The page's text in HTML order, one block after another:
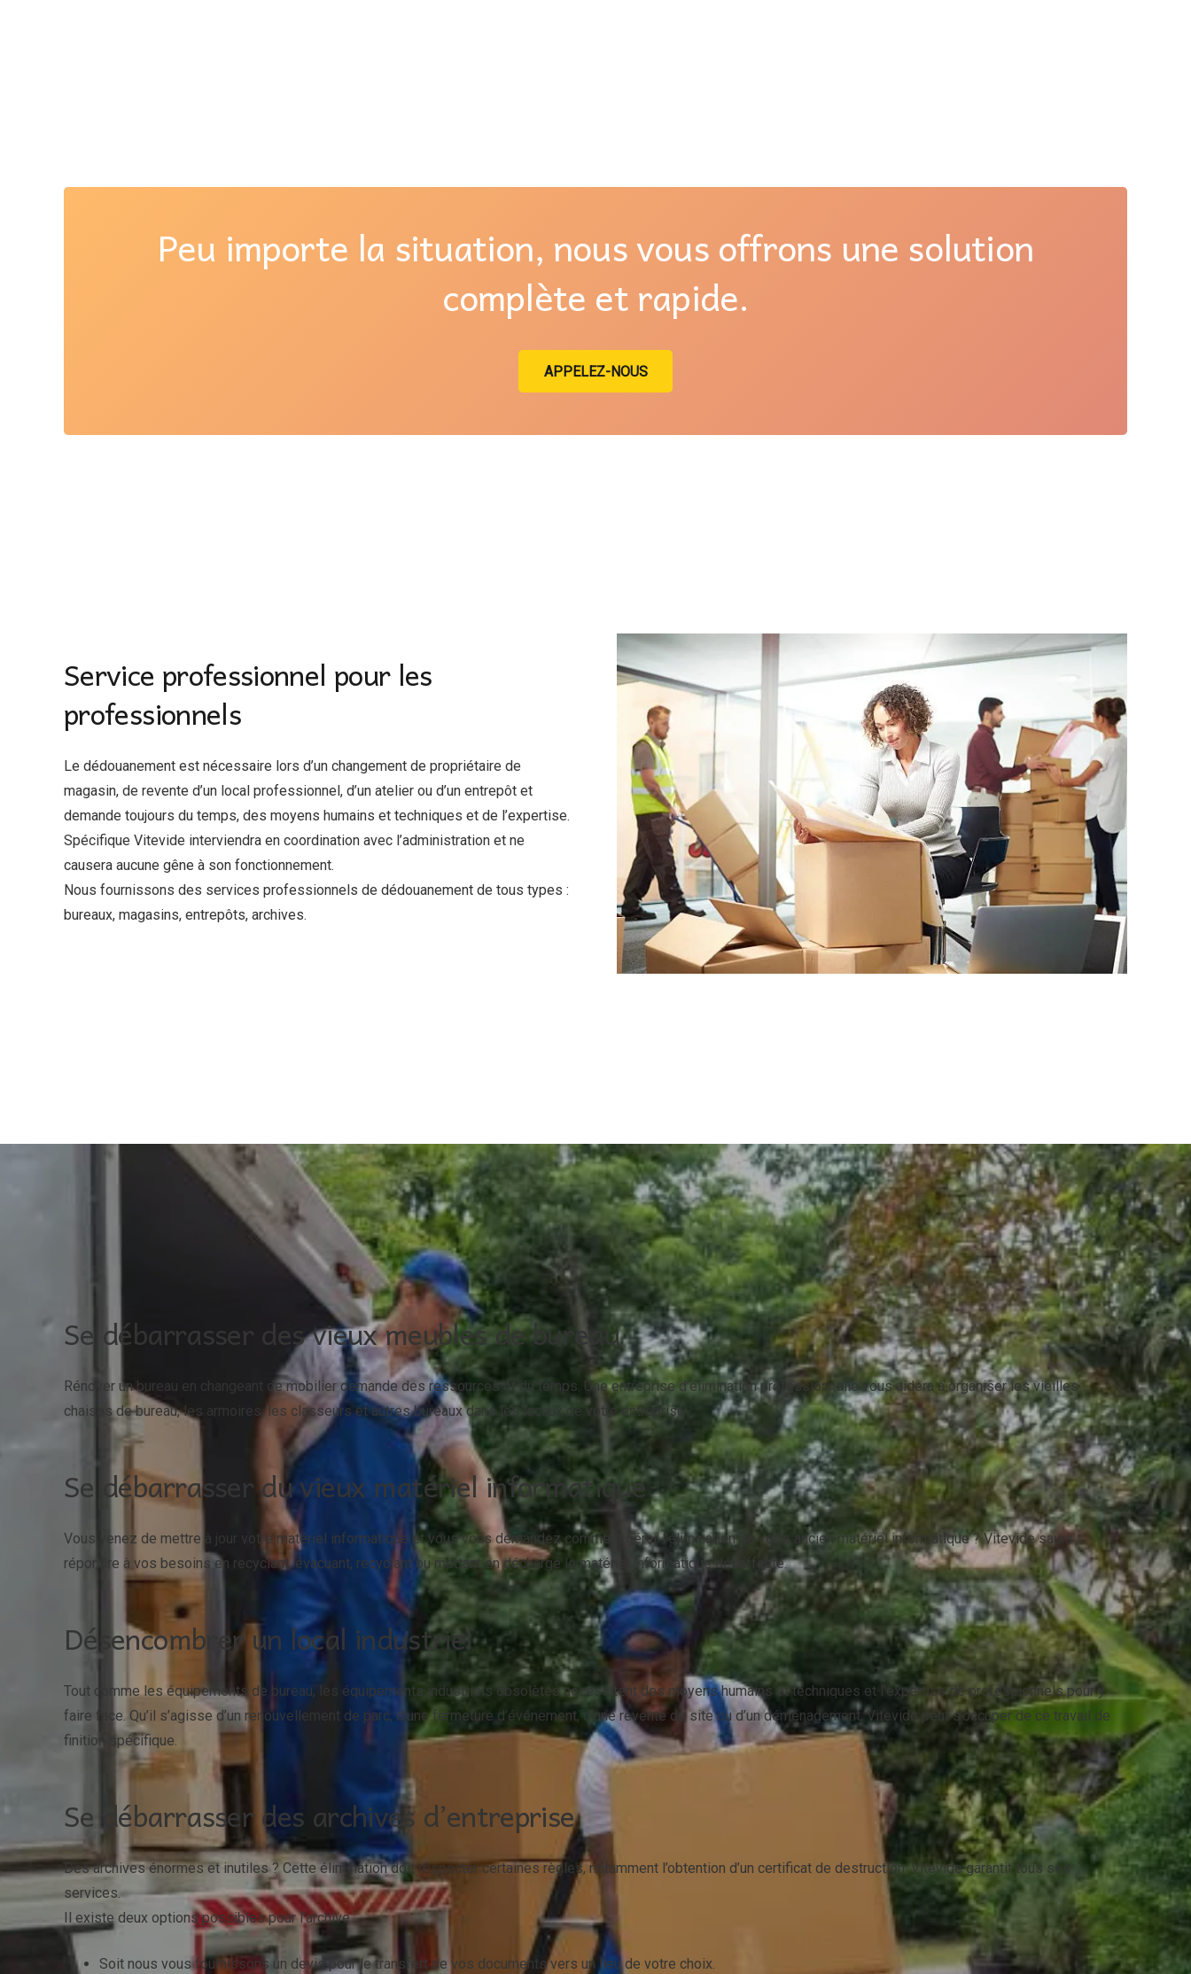
Peu importe la situation, nous vous offrons une solution
complète et rapide.
APPELEZ-NOUS
Service professionnel pour les
professionnels
Le dédouanement est nécessaire lors d’un changement de propriétaire de
magasin, de revente d’un local professionnel, d’un atelier ou d’un entrepôt et
demande toujours du temps, des moyens humains et techniques et de l’expertise.
Spécifique Vitevide interviendra en coordination avec l’administration et ne
causera aucune gêne à son fonctionnement.
Nous fournissons des services professionnels de dédouanement de tous types :
bureaux, magasins, entrepôts, archives.
Se débarrasser des vieux meubles de bureau
Rénover un bureau en changeant de mobilier demande des ressources et du temps. Une entreprise d’élimination professionnelle vous aidera à organiser les vieilles
chaises de bureau, les armoires, les classeurs et autres bureaux dans les locaux de votre entreprise.
Se débarrasser du vieux matériel informatique
Vous venez de mettre à jour votre matériel informatique et vous vous demandez comment gérer l’élimination de votre ancien matériel informatique ? Vitevide saura
répondre à vos besoins en recyclant, évacuant, recyclant ou mettant en décharge le matériel informatique désaffecté.
Désencombrer un local industriel
Tout comme les équipements de bureau, les équipements industriels obsolètes nécessitent des moyens humains et techniques et l’expertise de professionnels pour y
faire face. Qu’il s’agisse d’un renouvellement de parc, d’une fermeture d’événement, d’une revente de site ou d’un déménagement, Vitevide peut s’occuper de ce travail de
finition spécifique.
Se débarrasser des archives d’entreprise
Des archives énormes et inutiles ? Cette élimination doit respecter certaines règles, notamment l’obtention d’un certificat de destruction. Vitevide garantit tous ses
services.
Il existe deux options possibles pour l’archive :
Soit nous vous fournissons un devis pour le transfert de vos documents vers un lieu de votre choix.